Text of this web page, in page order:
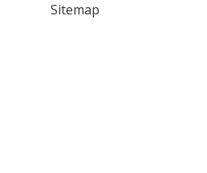
Sitemap